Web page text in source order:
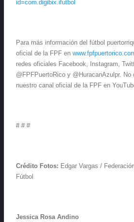
id=com.digibix.ifutbol
Para más información del fútbol
oficial de la FPF en
redes oficiales Facebook, Instagram,
@FPFPuertoRico y @HuracanAzulpr.
nuestro canal oficial de la FPF en
# # #
Crédito Fotos: Edgar Vargas /
Fútbol
Jessica Rosa Andino